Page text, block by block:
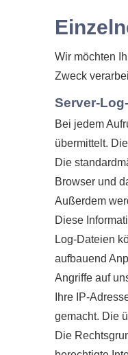
Wir möchten
Zweck
Server-
Bei jedem
übermittelt.
Die
Browser und
Außerdem
Diese
Log-Dateien
aufbauend
Angriffe auf
Ihre IP-
gemacht. Die
Die